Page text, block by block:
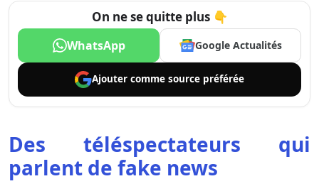
On ne se quitte plus 👇
WhatsApp Google Actualités
Ajouter comme source préférée
Des téléspectateurs qui
parlent de fake news